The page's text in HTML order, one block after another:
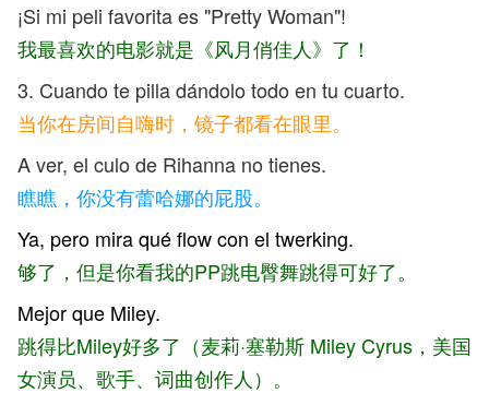
¡Si mi peli favorita es "Pretty Woman"!
我最喜欢的电影就是《风月俏佳人》了 ！
3. Cuando te pilla dándolo todo en tu cuarto.
当你在房间自嗨时，镜子都看在眼里。
A ver, el culo de Rihanna no tienes.
瞧瞧，你没有蕾哈娜的屁股。
Ya, pero mira qué flow con el twerking.
够了，但是你看我的PP跳电臀舞跳得可好了。
Mejor que Miley.
跳得比Miley好多了（麦莉·塞勒斯 Miley Cyrus，美国
女演员、歌手、词曲创作人）。